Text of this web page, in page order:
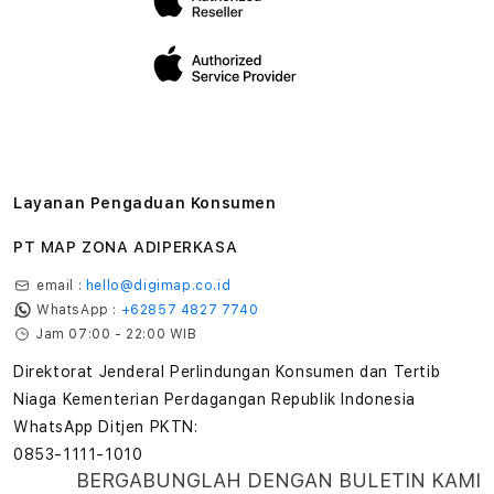
Layanan Pengaduan Konsumen
PT MAP ZONA ADIPERKASA
email : hello@digimap.co.id
WhatsApp : +62857 4827 7740
Jam 07:00 - 22:00 WIB
Direktorat Jenderal Perlindungan Konsumen dan Tertib
Niaga Kementerian Perdagangan Republik Indonesia
WhatsApp Ditjen PKTN:
0853-1111-1010
BERGABUNGLAH DENGAN BULETIN KAMI